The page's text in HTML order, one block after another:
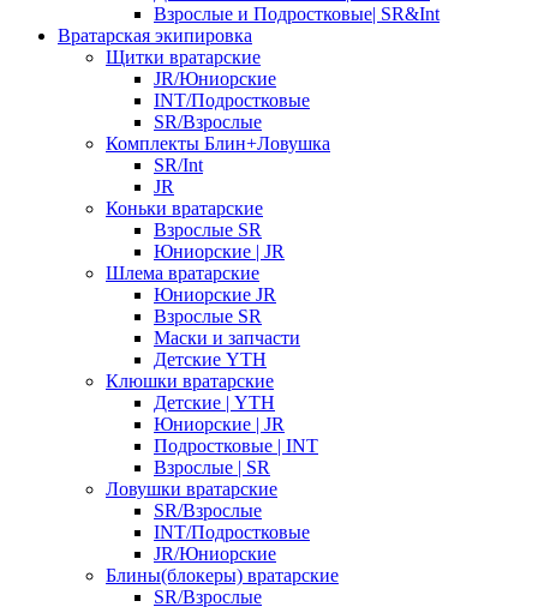
Взрослые и Подростковые| SR&Int
Вратарская экипировка
Щитки вратарские
JR/Юниорские
INT/Подростковые
SR/Взрослые
Комплекты Блин+Ловушка
SR/Int
JR
Коньки вратарские
Взрослые SR
Юниорские | JR
Шлема вратарские
Юниорские JR
Взрослые SR
Маски и запчасти
Детские YTH
Клюшки вратарские
Детские | YTH
Юниорские | JR
Подростковые | INT
Взрослые | SR
Ловушки вратарские
SR/Взрослые
INT/Подростковые
JR/Юниорские
Блины(блокеры) вратарские
SR/Взрослые